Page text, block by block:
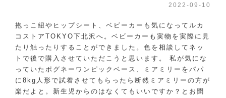
2022-09-10
抱っこ紐やヒップシート、ベビーカーも気になってルカ
コストアTOKYO下北沢へ。ベビーカーも実物を実際に見
たり触ったりすることができました。色を相談してネッ
トで後で購入させていただこうと思います。 私が気にな
っていたポグネーワンピックベース、ミアミリーをパパ
に8kg人形で試着させてもらったら断然ミアミリーの方が
楽だよと。新生児からのはなくてもいいですか？とお聞